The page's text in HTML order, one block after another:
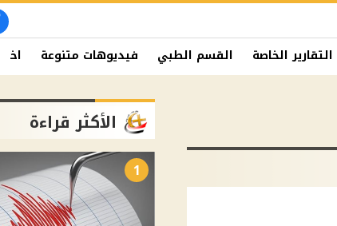
التقارير الخاصة القسم الطبي فيديوهات متنوعة
الأكثر قراءة
1